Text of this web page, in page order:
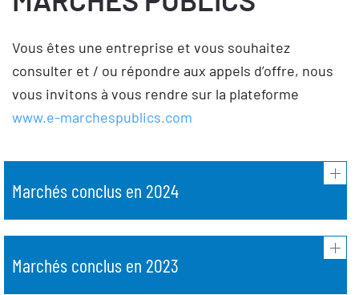
Vous êtes une entreprise et vous souhaitez
consulter et / ou répondre aux appels d’offre, nous
vous invitons à vous rendre sur la plateforme
www.e-marchespublics.com
Marchés conclus en 2024
Marchés conclus en 2023